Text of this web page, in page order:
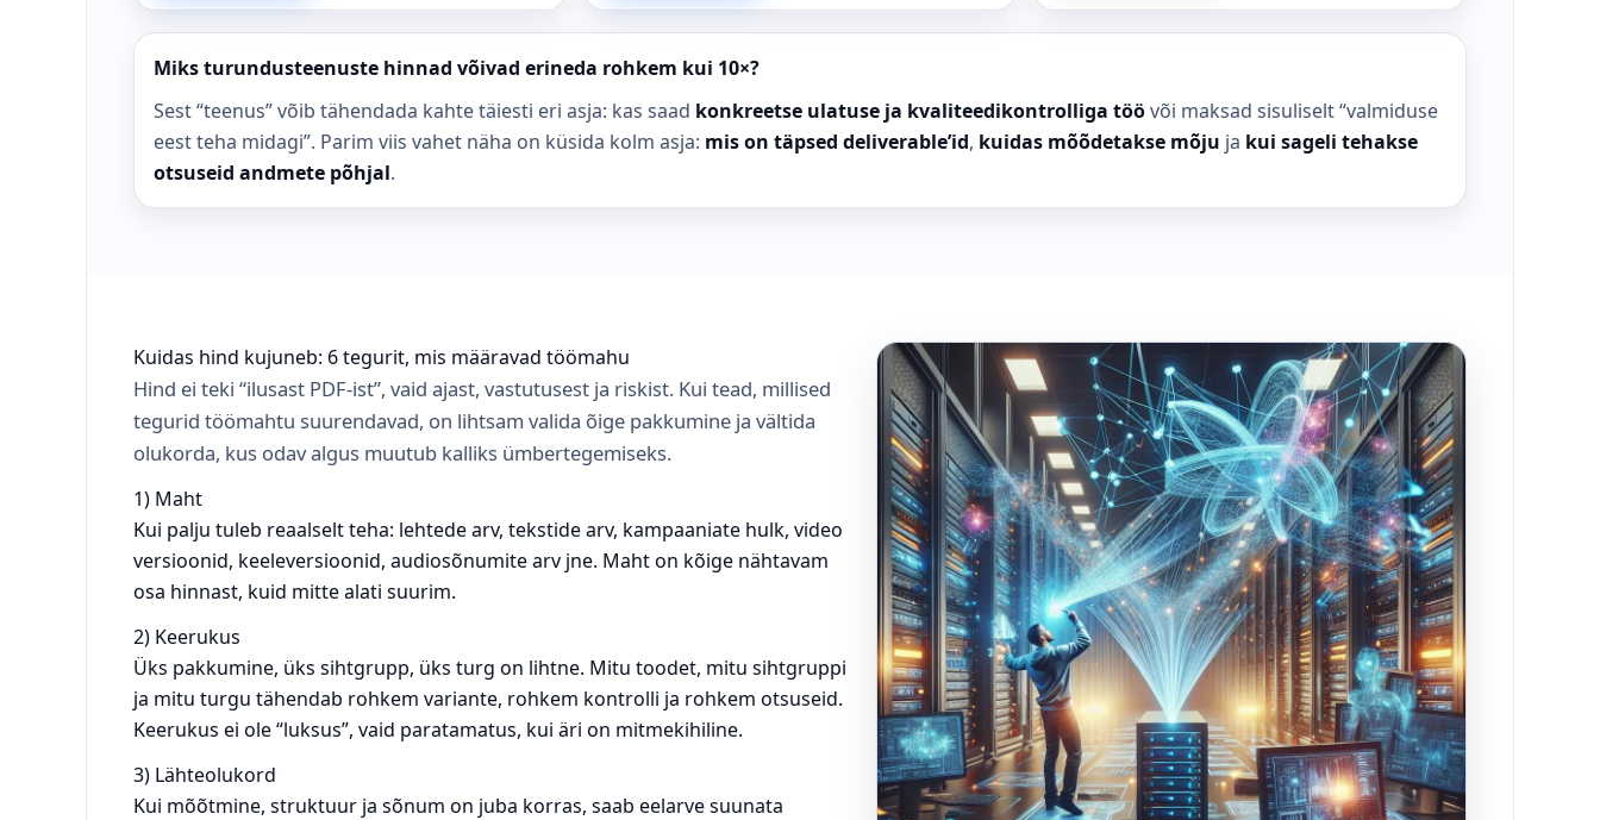
Miks turundusteenuste hinnad võivad erineda rohkem kui 10×?
Sest “teenus” võib tähendada kahte täiesti eri asja: kas saad konkreetse ulatuse ja kvaliteedikontrolliga töövõi maksad sisuliselt “valmiduse
eest teha midagi”. Parim viis vahet näha on küsida kolm asja: mis on täpsed deliverable’id, kuidas mõõdetakse mõju ja kui sageli tehakse
otsuseid andmete põhjal.
Kuidas hind kujuneb: 6 tegurit, mis määravad töömahu
Hind ei teki “ilusast PDF-ist”, vaid ajast, vastutusest ja riskist. Kui tead, millised
tegurid töömahtu suurendavad, on lihtsam valida õige pakkumine ja vältida
olukorda, kus odav algus muutub kalliks ümbertegemiseks.
1) Maht
Kui palju tuleb reaalselt teha: lehtede arv, tekstide arv, kampaaniate hulk, video
versioonid, keeleversioonid, audiosõnumite arv jne. Maht on kõige nähtavam
osa hinnast, kuid mitte alati suurim.
2) Keerukus
Üks pakkumine, üks sihtgrupp, üks turg on lihtne. Mitu toodet, mitu sihtgruppi
ja mitu turgu tähendab rohkem variante, rohkem kontrolli ja rohkem otsuseid.
Keerukus ei ole “luksus”, vaid paratamatus, kui äri on mitmekihiline.
3) Lähteolukord
Kui mõõtmine, struktuur ja sõnum on juba korras, saab eelarve suunata